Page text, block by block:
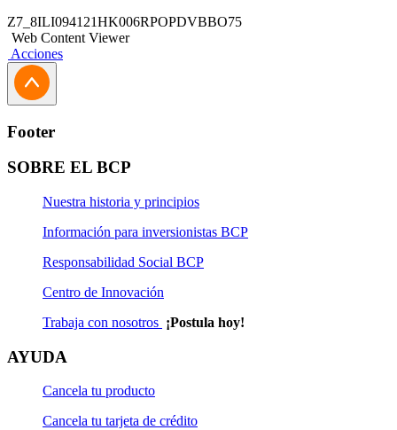
Z7_8ILI094121HK006RPOPDVBBO75
Web Content Viewer
Acciones
Footer
SOBRE EL BCP
Nuestra historia y principios
Información para inversionistas BCP
Responsabilidad Social BCP
Centro de Innovación
Trabaja con nosotros ¡Postula hoy!
AYUDA
Cancela tu producto
Cancela tu tarjeta de crédito